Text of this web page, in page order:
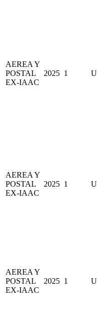
AEREA Y
POSTAL
EX-IAAC
2025 1 U
AEREA Y
POSTAL
EX-IAAC
2025 1 U
AEREA Y
POSTAL
EX-IAAC
2025 1 U